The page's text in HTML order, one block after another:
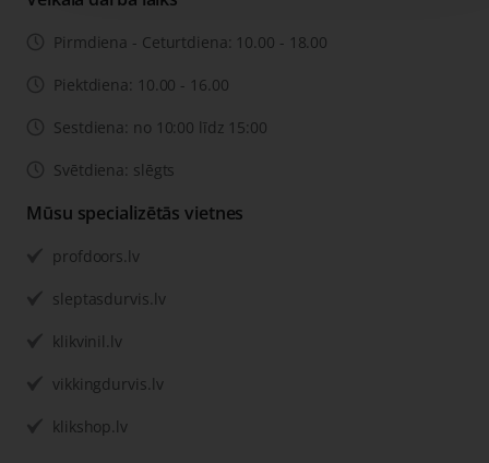
Pirmdiena - Ceturtdiena: 10.00 - 18.00
Piektdiena: 10.00 - 16.00
Sestdiena: no 10:00 līdz 15:00
Svētdiena: slēgts
Mūsu specializētās vietnes
profdoors.lv
sleptasdurvis.lv
klikvinil.lv
vikkingdurvis.lv
klikshop.lv